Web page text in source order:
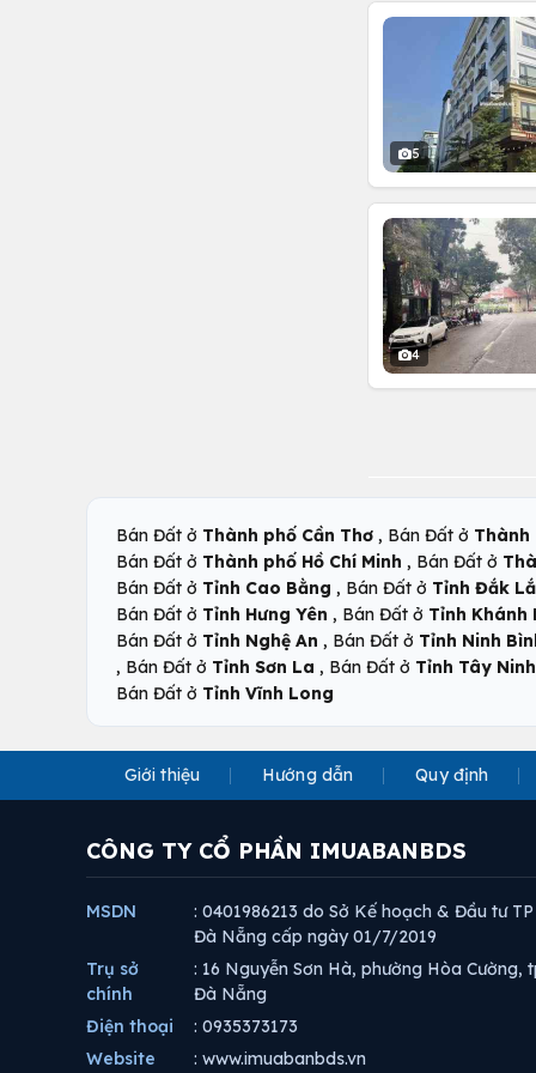
5
4
Bán Đất ở Thành phố Cần Thơ , Bán Đất ở Thành
Bán Đất ở Thành phố Hồ Chí Minh , Bán Đất ở
Bán Đất ở Tỉnh Cao Bằng , Bán Đất ở Tỉnh Đắk
Bán Đất ở Tỉnh Hưng Yên , Bán Đất ở Tỉnh Khánh
Bán Đất ở Tỉnh Nghệ An , Bán Đất ở Tỉnh Ninh
, Bán Đất ở Tỉnh Sơn La , Bán Đất ở Tỉnh Tây Ninh
Bán Đất ở Tỉnh Vĩnh Long
Giới thiệu Hướng dẫn Quy định
CÔNG TY CỔ PHẦN IMUABANBDS
MSDN
: 0401986213 do Sở Kế hoạch & Đầu tư TP
Đà Nẵng cấp ngày 01/7/2019
Trụ sở
chính
: 16 Nguyễn Sơn Hà, phường Hòa Cường,
Đà Nẵng
Điện thoại
: 0935373173
Website
: www.imuabanbds.vn